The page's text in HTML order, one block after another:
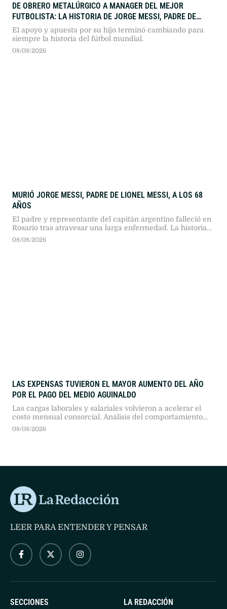
DE OBRERO METALÚRGICO A MANAGER DEL MEJOR
FUTBOLISTA: LA HISTORIA DE JORGE MESSI, PADRE DE
LIONEL
El apoyo y apuesta por su hijo terminó cambiando para
siempre la historia del fútbol mundial.
08/08/2026
MURIÓ JORGE MESSI, PADRE DE LIONEL MESSI, A LOS 68
AÑOS
El padre y representante del capitán argentino falleció en
Rosario tras atravesar una larga enfermedad. La historia
del hombre que impulsó el sueño europeo del astro
mundial.
08/08/2026
LAS EXPENSAS TUVIERON EL MAYOR AUMENTO DEL AÑO
POR EL PAGO DEL MEDIO AGUINALDO
Las cargas laborales y salariales volvieron a acelerar el
costo mensual consorcial. Análisis del comportamiento
anual y la pronunciada tendencia a la desaceleración
interanual.
08/08/2026
LA REDACCIÓN
SECCIONES
LEER PARA ENTENDER Y PENSAR